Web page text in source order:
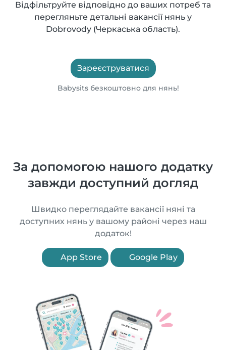
Відфільтруйте відповідно до ваших потреб та
перегляньте детальні вакансії нянь у
Dobrovody (Черкаська область).
Зареєструватися
Babysits безкоштовно для нянь!
За допомогою нашого додатку
завжди доступний догляд
Швидко переглядайте вакансії няні та
доступних нянь у вашому районі через наш
додаток!
App Store Google Play